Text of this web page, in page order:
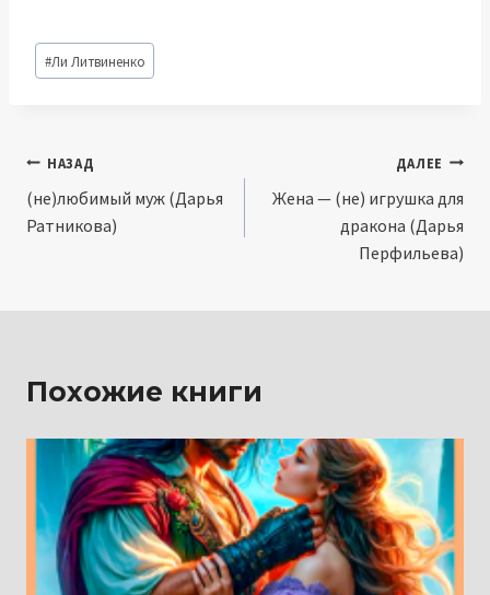
Метки
записи:
#Ли Литвиненко
Навигация
по
НАЗАД
(не)любимый муж (Дарья
Ратникова)
ДАЛЕЕ
Жена — (не) игрушка для
дракона (Дарья
Перфильева)
Похожие книги